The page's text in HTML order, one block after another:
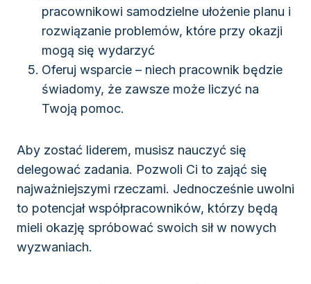
pracownikowi samodzielne ułożenie planu i
rozwiązanie problemów, które przy okazji
mogą się wydarzyć
Oferuj wsparcie – niech pracownik będzie
świadomy, że zawsze może liczyć na
Twoją pomoc.
Aby zostać liderem, musisz nauczyć się
delegować zadania. Pozwoli Ci to zająć się
najważniejszymi rzeczami. Jednocześnie uwolni
to potencjał współpracowników, którzy będą
mieli okazję spróbować swoich sił w nowych
wyzwaniach.